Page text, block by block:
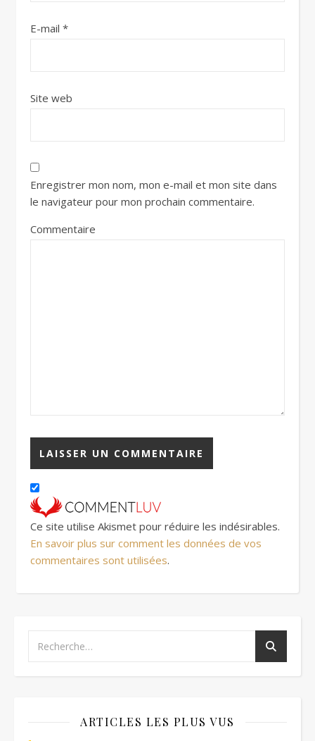
E-mail *
Site web
Enregistrer mon nom, mon e-mail et mon site dans
le navigateur pour mon prochain commentaire.
Commentaire
Ce site utilise Akismet pour réduire les indésirables.
En savoir plus sur comment les données de vos
commentaires sont utilisées.
ARTICLES LES PLUS VUS